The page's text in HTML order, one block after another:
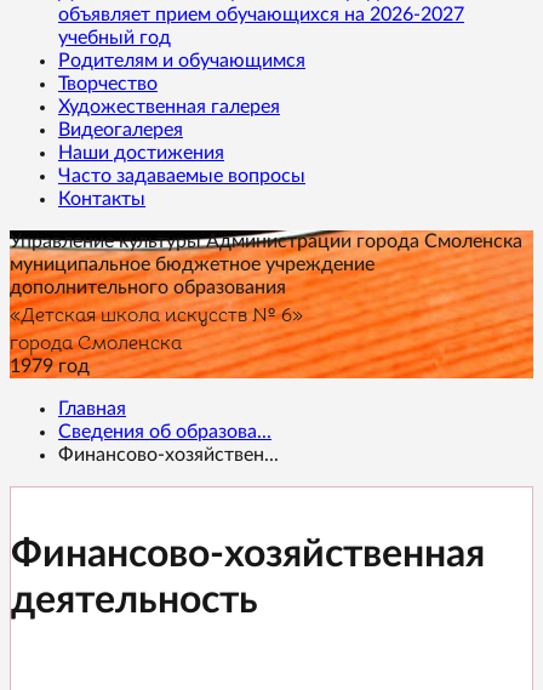
объявляет прием обучающихся на 2026-2027
учебный год
Родителям и обучающимся
Творчество
Художественная галерея
Видеогалерея
Наши достижения
Часто задаваемые вопросы
Контакты
Управление культуры Администрации города Смоленска
муниципальное бюджетное учреждение
дополнительного образования
«Детская школа искусств № 6»
города Смоленска
1979 год
Главная
Сведения об образова...
Финансово-хозяйствен...
Финансово-хозяйственная
деятельность